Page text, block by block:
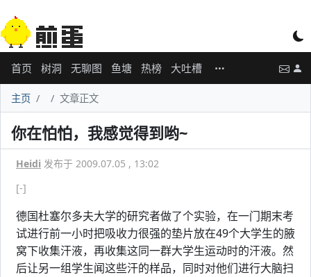
首页 树洞 无聊图 鱼塘 热榜 大吐槽
主页 文章正文
你在怕怕，我感觉得到哟~
Heidi 发布于 2009.07.05 , 13:02
[-]
德国杜塞尔多夫大学的研究者做了个实验，在一门期末考
试进行前一小时把吸收力很强的垫片放在49个大学生的腋
窝下收集汗液，再收集这同一群大学生运动时的汗液。然
后让另一组学生闻这些汗的样品，同时对他们进行大脑扫